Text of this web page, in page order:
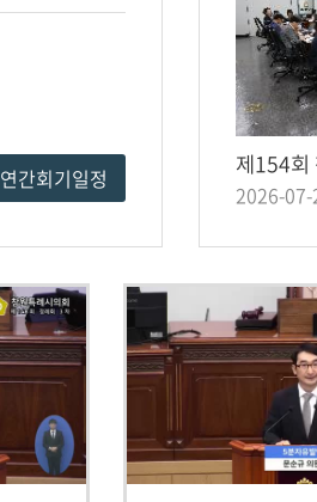
연간회기일정
2026-07-